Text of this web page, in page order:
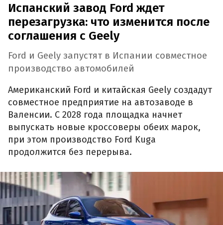
Испанский завод Ford ждет
перезагрузка: что изменится после
соглашения с Geely
Ford и Geely запустят в Испании совместное
производство автомобилей
Американский Ford и китайская Geely создадут
совместное предприятие на автозаводе в
Валенсии. С 2028 года площадка начнет
выпускать новые кроссоверы обеих марок,
при этом производство Ford Kuga
продолжится без перерыва.